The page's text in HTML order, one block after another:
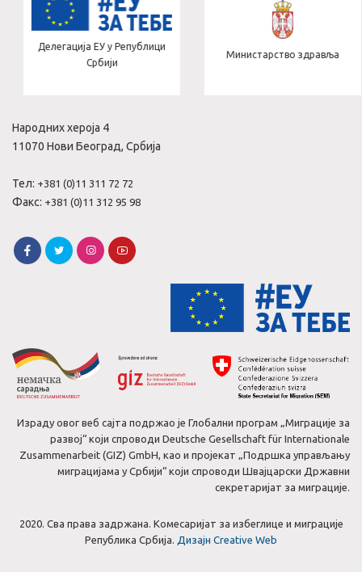
Делегација ЕУ у Републици
Србији
Министарство здравља
Народних хероја 4
11070 Нови Београд, Србија
Тел: +381 (0)11 311 72 72
Факс: +381 (0)11 312 95 98
Израду овог веб сајта подржао је Глобални програм „Миграције за
развој“ који спроводи Deutsche Gesellschaft für Internationale
Zusammenarbeit (GIZ) GmbH, као и пројекат „Подршка управљању
миграцијама у Србији“ који спроводи Швајцарски Државни
секретаријат за миграције.
2020. Сва права задржана. Комесаријат за избеглице и миграције
Република Србија.
Дизајн Creative Web